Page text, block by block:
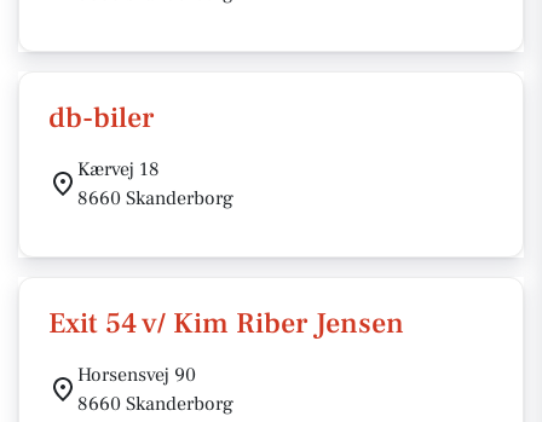
db-biler
Kærvej 18
8660 Skanderborg
Exit 54 v/ Kim Riber Jensen
Horsensvej 90
8660 Skanderborg